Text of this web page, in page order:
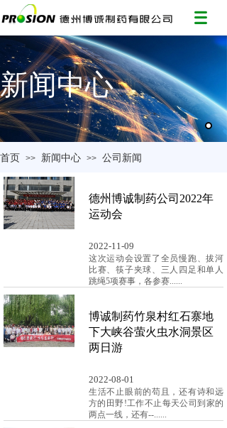
新闻中心
首页 >> 新闻中心 >> 公司新闻
德州博诚制药公司2022年
运动会
2022-11-09
这次运动会设置了全员慢跑、拔河
比赛、筷子夹球、三人四足和单人
跳绳5项赛事，各参赛......
博诚制药竹泉村红石寨地
下大峡谷萤火虫水洞景区
两日游
2022-08-01
生活不止眼前的苟且，还有诗和远
方的田野!工作不止每天公司到家的
两点一线，还有--......